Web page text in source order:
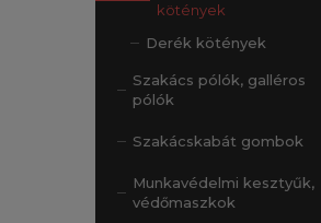
kötények
Derék kötények
Szakács pólók, galléros
pólók
Szakácskabát gombok
Munkavédelmi kesztyűk,
védőmaszkok